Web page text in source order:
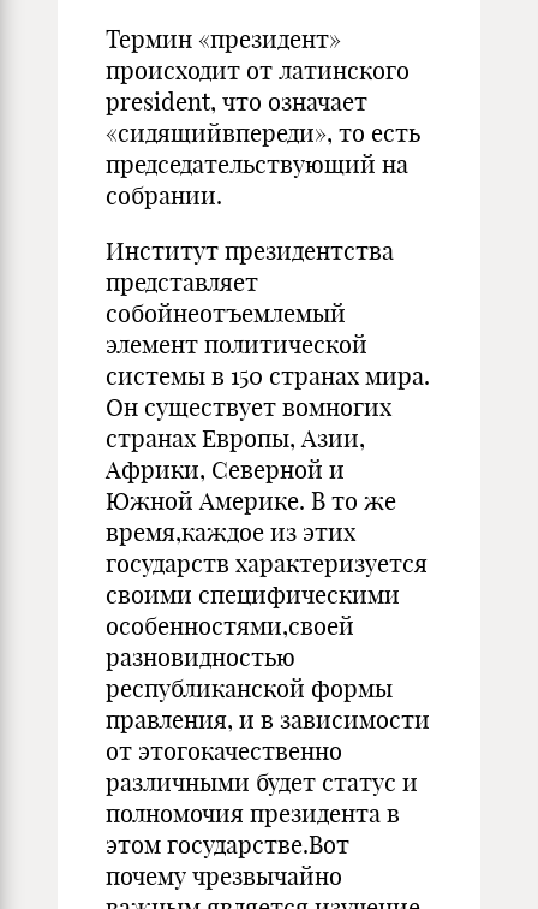
Термин «президент»
происходит от латинского
president, что означает
«сидящийвпереди», то есть
председательствующий на
собрании.
Институт президентства
представляет
собойнеотъемлемый
элемент политической
системы в 150 странах мира.
Он существует вомногих
странах Европы, Азии,
Африки, Северной и
Южной Америке. В то же
время,каждое из этих
государств характеризуется
своими специфическими
особенностями,своей
разновидностью
республиканской формы
правления, и в зависимости
от этогокачественно
различными будет статус и
полномочия президента в
этом государстве.Вот
почему чрезвычайно